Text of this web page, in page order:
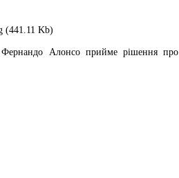
Алонсо прийме рішення про